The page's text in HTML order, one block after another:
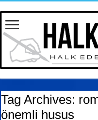
Tag Archives:
önemli husus